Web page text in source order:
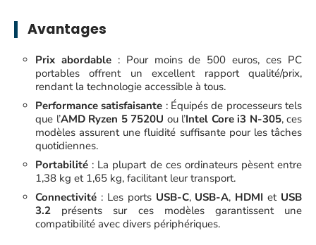
Avantages
Prix abordable: Pour moins de 500 euros, ces PC
portables offrent un excellent rapport qualité/prix,
rendant la technologie accessible à tous.
Performance satisfaisante : Équipés de processeurs tels
que l’AMD Ryzen 5 7520U ou l’Intel Core i3 N-305, ces
modèles assurent une fluidité suffisante pour les tâches
quotidiennes.
Portabilité : La plupart de ces ordinateurs pèsent entre
1,38 kg et 1,65 kg, facilitant leur transport.
Connectivité : Les ports USB-C, USB-A, HDMI et USB
3.2 présents sur ces modèles garantissent une
compatibilité avec divers périphériques.